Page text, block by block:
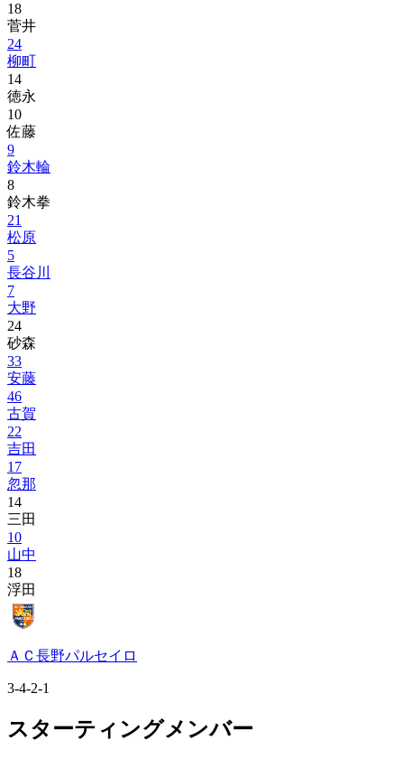
18
菅井
24
柳町
14
徳永
10
佐藤
9
鈴木輪
8
鈴木拳
21
松原
5
長谷川
7
大野
24
砂森
33
安藤
46
古賀
22
吉田
17
忽那
14
三田
10
山中
18
浮田
ＡＣ長野パルセイロ
3-4-2-1
スターティングメンバー